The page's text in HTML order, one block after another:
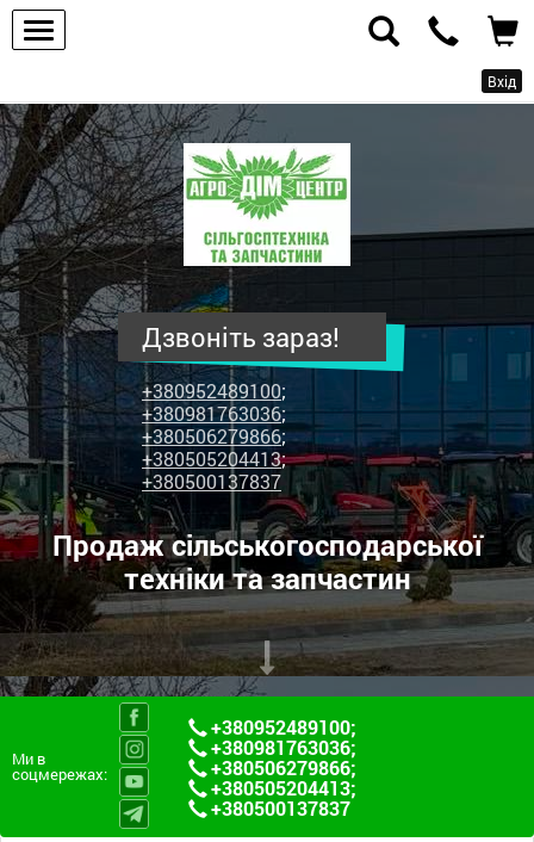
Вхід
ПП
"Агродім-
центр"
-
продаж
сільськогосподарської
техніки
та
запчастин
Дзвоніть зараз!
+380952489100;
+380981763036;
+380506279866;
+380505204413;
+380500137837
Продаж сільськогосподарської
техніки та запчастин
Ми в
соцмережах:
+380952489100;
+380981763036;
+380506279866;
+380505204413;
+380500137837